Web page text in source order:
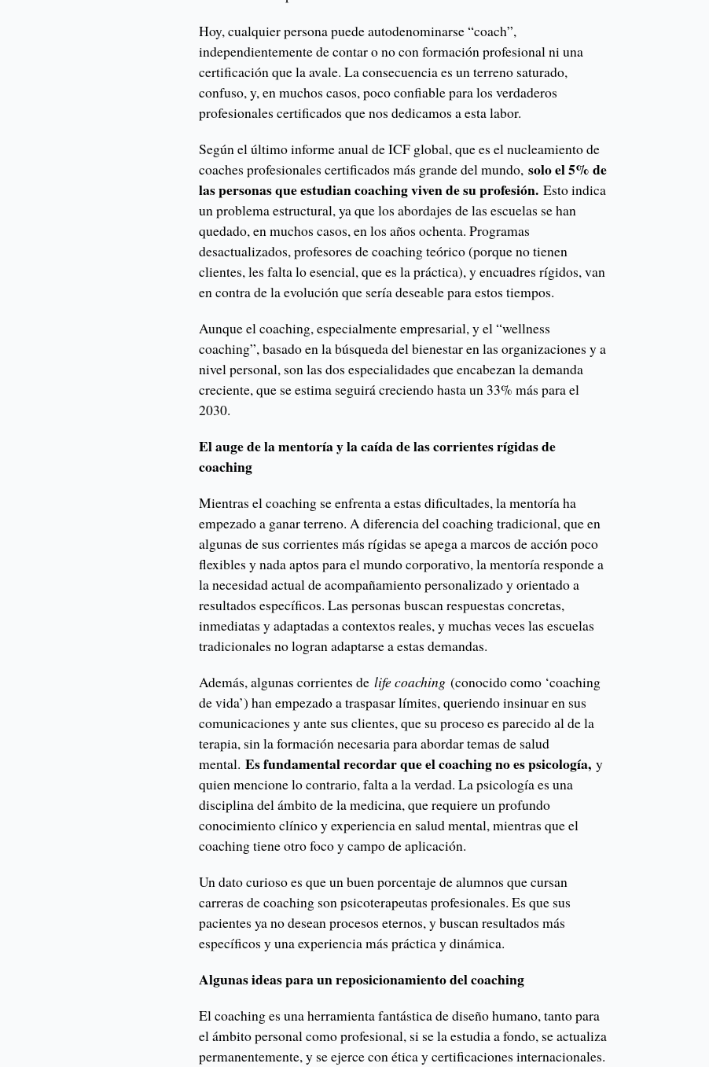
Hoy, cualquier persona puede autodenominarse “coach”,
independientemente de contar o no con formación profesional ni una
certificación que la avale. La consecuencia es un terreno saturado,
confuso, y, en muchos casos, poco confiable para los verdaderos
profesionales certificados que nos dedicamos a esta labor.
Según el último informe anual de ICF global, que es el nucleamiento de
coaches profesionales certificados más grande del mundo,solo el 5% de
las personas que estudian coaching viven de su profesión. Esto indica
un problema estructural, ya que los abordajes de las escuelas se han
quedado, en muchos casos, en los años ochenta. Programas
desactualizados, profesores de coaching teórico (porque no tienen
clientes, les falta lo esencial, que es la práctica), y encuadres rígidos, van
en contra de la evolución que sería deseable para estos tiempos.
Aunque el coaching, especialmente empresarial, y el “wellness
coaching”, basado en la búsqueda del bienestar en las organizaciones y a
nivel personal, son las dos especialidades que encabezan la demanda
creciente, que se estima seguirá creciendo hasta un 33% más para el
2030.
El auge de la mentoría y la caída de las corrientes rígidas de
coaching
Mientras el coaching se enfrenta a estas dificultades, la mentoría ha
empezado a ganar terreno. A diferencia del coaching tradicional, que en
algunas de sus corrientes más rígidas se apega a marcos de acción poco
flexibles y nada aptos para el mundo corporativo, la mentoría responde a
la necesidad actual de acompañamiento personalizado y orientado a
resultados específicos. Las personas buscan respuestas concretas,
inmediatas y adaptadas a contextos reales, y muchas veces las escuelas
tradicionales no logran adaptarse a estas demandas.
Además, algunas corrientes delife coaching (conocido como ‘coaching
de vida’) han empezado a traspasar límites, queriendo insinuar en sus
comunicaciones y ante sus clientes, que su proceso es parecido al de la
terapia, sin la formación necesaria para abordar temas de salud
mental.Es fundamental recordar que el coaching no es psicología,y
quien mencione lo contrario, falta a la verdad. La psicología es una
disciplina del ámbito de la medicina, que requiere un profundo
conocimiento clínico y experiencia en salud mental, mientras que el
coaching tiene otro foco y campo de aplicación.
Un dato curioso es que un buen porcentaje de alumnos que cursan
carreras de coaching son psicoterapeutas profesionales. Es que sus
pacientes ya no desean procesos eternos, y buscan resultados más
específicos y una experiencia más práctica y dinámica.
Algunas ideas para un reposicionamiento del coaching
El coaching es una herramienta fantástica de diseño humano, tanto para
el ámbito personal como profesional, si se la estudia a fondo, se actualiza
permanentemente, y se ejerce con ética y certificaciones internacionales.